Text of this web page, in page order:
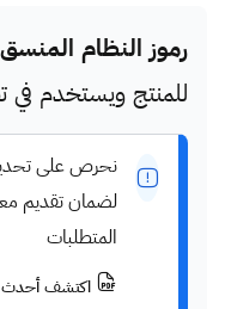
رموز النظام المنسق
للمنتج ويستخدم في
نحرص على تحديث
لضمان تقديم
المتطلبات
اكتشف أحدث